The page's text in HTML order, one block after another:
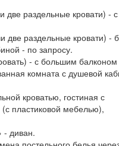
две раздельные кровати) - с
две раздельные кровати) -
- по запросу.
- с большим балконом
комната с душевой
кроватью, гостиная с
пластиковой мебелью),
- диван.